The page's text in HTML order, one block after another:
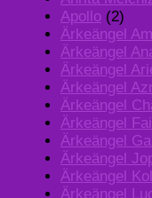
Apollo (2)
Ärkeängel
Ärkeängel
Ärkeängel
Ärkeängel
Ärkeängel
Ärkeängel
Ärkeängel
Ärkeängel
Ärkeängel
Ärkeängel